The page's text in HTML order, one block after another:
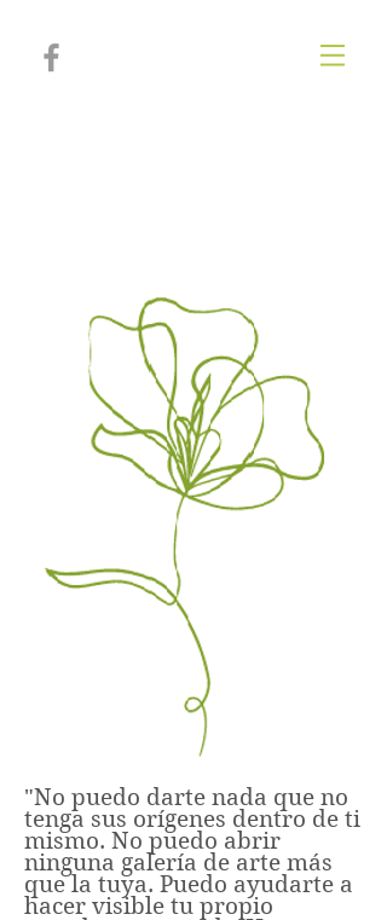
"No puedo darte nada que no
tenga sus orígenes dentro de ti
mismo. No puedo abrir
ninguna galería de arte más
que la tuya. Puedo ayudarte a
hacer visible tu propio